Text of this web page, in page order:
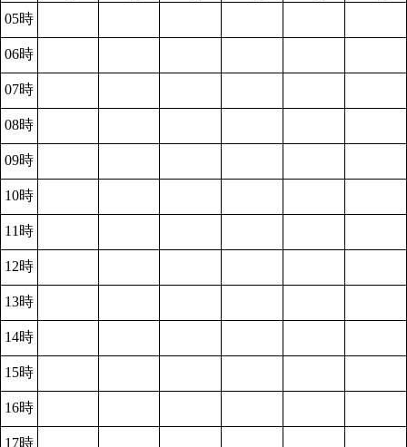
05時
06時
07時
08時
09時
10時
11時
12時
13時
14時
15時
16時
17時